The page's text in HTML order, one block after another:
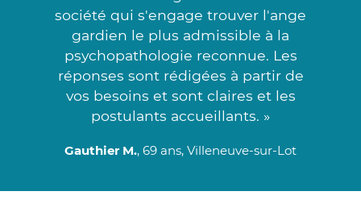
société qui s'engage trouver l'ange
gardien le plus admissible à la
psychopathologie reconnue. Les
réponses sont rédigées à partir de
vos besoins et sont claires et les
postulants accueillants. »
Gauthier M., 69 ans, Villeneuve-sur-Lot